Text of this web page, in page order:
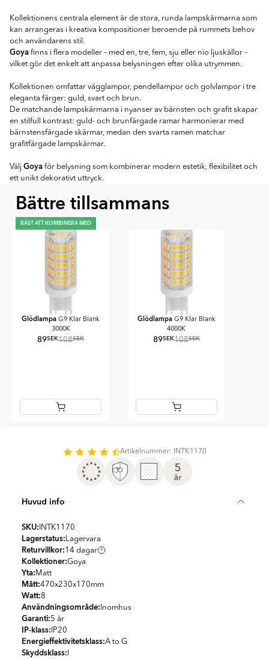
Kollektionens centrala element är de stora, runda lampskärmarna som
kan arrangeras i kreativa kompositioner beroende på rummets behov
och användarens stil.
Goya finns i flera modeller – med en, tre, fem, sju eller nio ljuskällor –
vilket gör det enkelt att anpassa belysningen efter olika utrymmen.
Kollektionen omfattar vägglampor, pendellampor och golvlampor i tre
eleganta färger: guld, svart och brun.
De matchande lampskärmarna i nyanser av bärnsten och grafit skapar
en stilfull kontrast: guld- och brunfärgade ramar harmonierar med
bärnstensfärgade skärmar, medan den svarta ramen matchar
grafitfärgade lampskärmar.
Välj Goya för belysning som kombinerar modern estetik, flexibilitet och
ett unikt dekorativt uttryck.
Bättre tillsammans
BÄST ATT KOMBINERA MED
Glödlampa G9 Klar Blank
3000K
89SEK108SEK
GlödlampaG9 Klar Blank
4000K
89SEK108SEK
Artikelnummer: INTK1170
Huvud info
SKU: INTK1170
Lagerstatus: Lagervara
Returvillkor:14 dagar
Kollektioner:Goya
Yta: Matt
Mått:470x230x170mm
Watt:8
Användningsområde: Inomhus
Garanti:5 år
IP-klass: IP20
Energieffektivitetsklass:A to G
Skyddsklass: